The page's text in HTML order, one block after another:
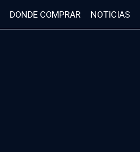
DONDE COMPRAR NOTICIAS